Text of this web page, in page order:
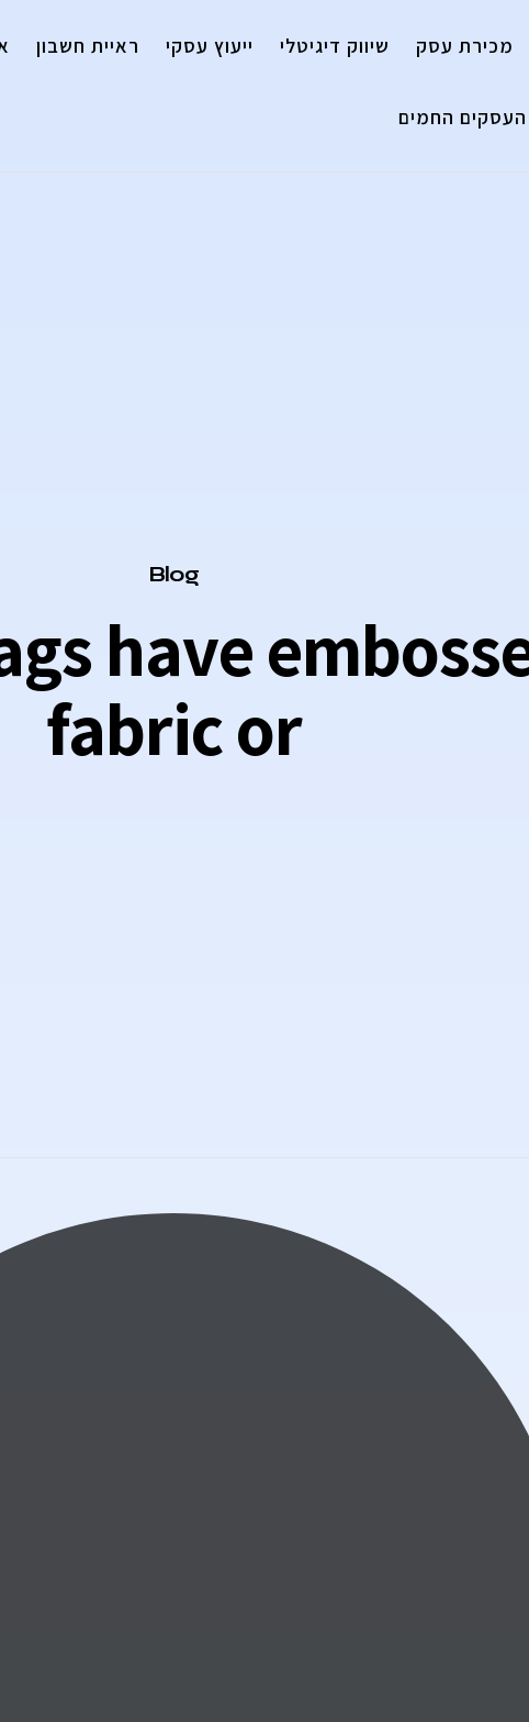
ראיית חשבון ייעוץ עסקי שיווק דיגיטלי מכירת עסק
העסקים החמים
have
fabric or
Category
Blog